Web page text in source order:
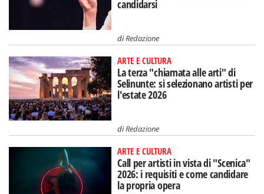
candidarsi
diRedazione
ARTE E CULTURA
La terza "chiamata alle arti" di
Selinunte: si selezionano artisti per
l'estate 2026
diRedazione
ARTE E CULTURA
Call per artisti in vista di "Scenica"
2026: i requisiti e come candidare
la propria opera